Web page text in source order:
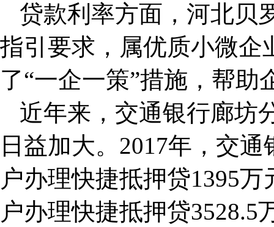
贷款利率方面，河北贝
指引要求，属优质小微企
了“一企一策”措施，帮
近年来，交通银行廊坊
日益加大。2017年，交
户办理快捷抵押贷1395
户办理快捷抵押贷3528.5